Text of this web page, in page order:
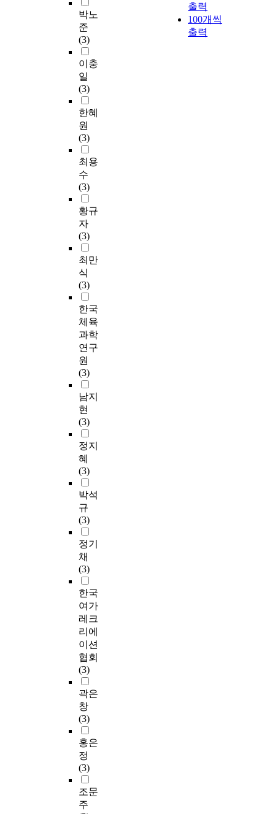
박노
준
(3)
이충
일
(3)
한혜
원
(3)
최용
수
(3)
황규
자
(3)
최만
식
(3)
한국
체육
과학
연구
원
(3)
남지
현
(3)
정지
혜
(3)
박석
규
(3)
정기
채
(3)
한국
여가
레크
리에
이션
협회
(3)
곽은
창
(3)
홍은
정
(3)
조문
주
출력
100개씩
출력